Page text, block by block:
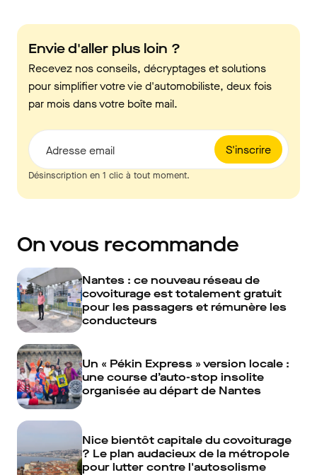
Envie d'aller plus loin ?
Recevez nos conseils, décryptages et solutions
pour simplifier votre vie d'automobiliste, deux fois
par mois dans votre boîte mail.
S'inscrire
Adresse email
Désinscription en 1 clic à tout moment.
On vous recommande
Nantes : ce nouveau réseau de
covoiturage est totalement gratuit
pour les passagers et rémunère les
conducteurs
Un « Pékin Express » version locale :
une course d’auto-stop insolite
organisée au départ de Nantes
Nice bientôt capitale du covoiturage
? Le plan audacieux de la métropole
pour lutter contre l'autosolisme